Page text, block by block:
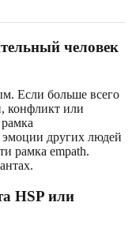
человек
Если больше всего
конфликт или
эмоции других людей
рамка empath.
HSP или